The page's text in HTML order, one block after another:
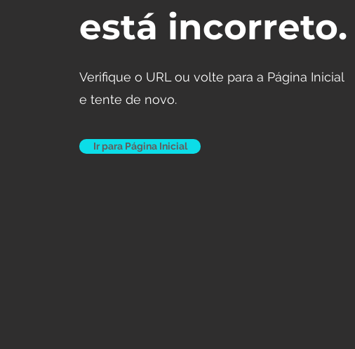
está incorreto.
Verifique o URL ou volte para a Página Inicial
e tente de novo.
Ir para Página Inicial